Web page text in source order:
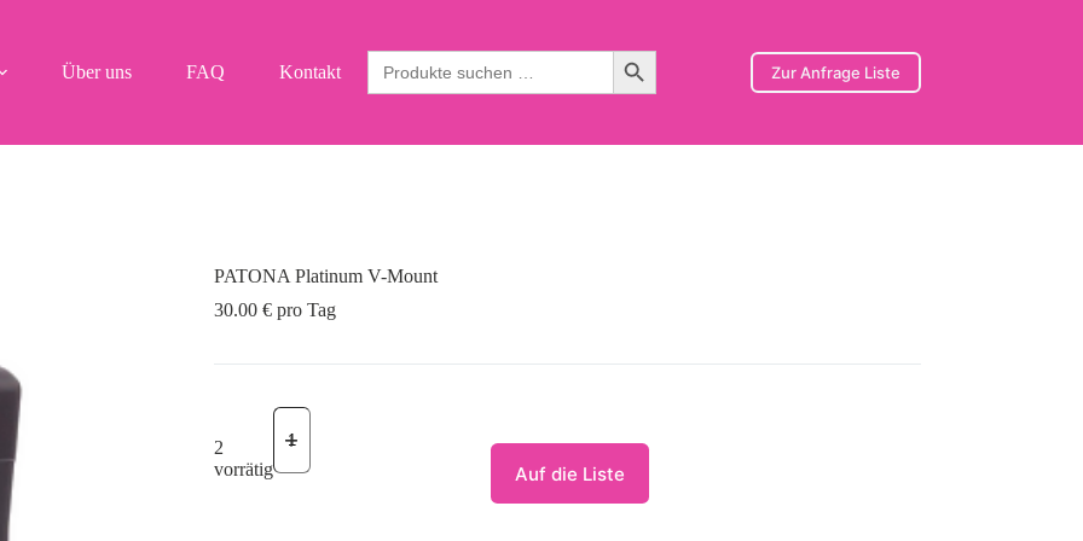
Über uns FAQ Kontakt
Search
for:
Search Button Zur Anfrage Liste
PATONA Platinum V-Mount
30.00 € pro Tag
2
vorrätig
PATONA
Platinum
Mount
Auf die Liste